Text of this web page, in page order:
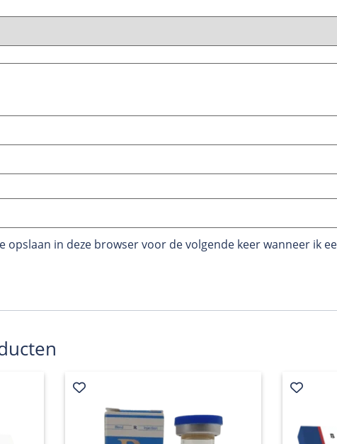
opslaan in deze browser voor de volgende keer wanneer ik